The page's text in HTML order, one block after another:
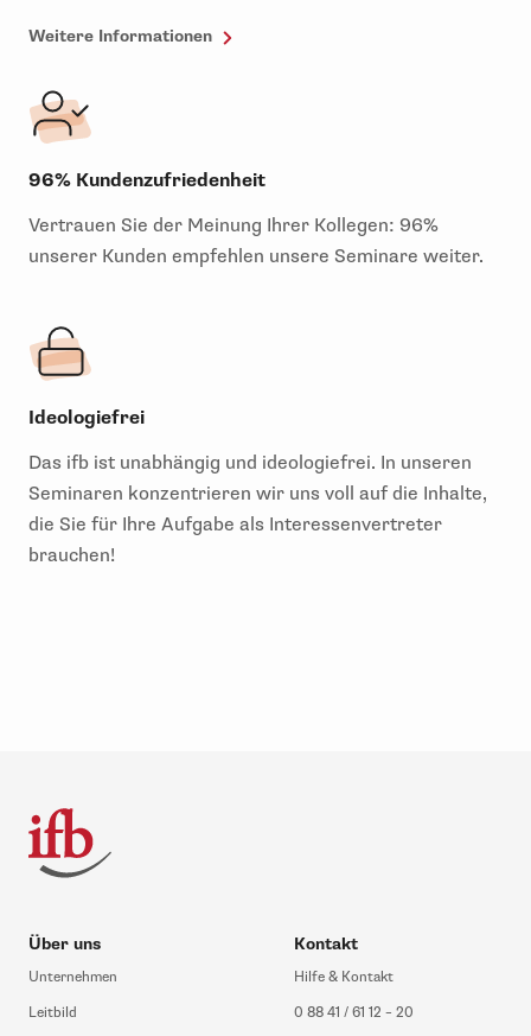
Weitere Informationen
96% Kundenzufriedenheit
Vertrauen Sie der Meinung Ihrer Kollegen: 96%
unserer Kunden empfehlen unsere Seminare weiter.
Ideologiefrei
Das ifb ist unabhängig und ideologiefrei. In unseren
Seminaren konzentrieren wir uns voll auf die Inhalte,
die Sie für Ihre Aufgabe als Interessenvertreter
brauchen!
Über uns
Unternehmen
Leitbild
Kontakt
Hilfe & Kontakt
0 88 41 / 61 12 – 20